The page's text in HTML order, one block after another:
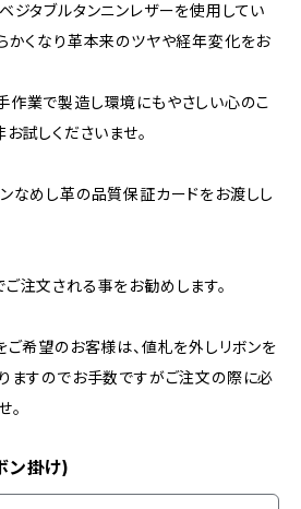
ジタブルタンニンレザーを使用してい
かくなり革本来のツヤや経年変化をお
業で製造し環境にもやさしい心のこ
試しくださいませ。
なめし革の品質保証カードをお渡しし
注文される事をお勧めします。
ご希望のお客様は、値札を外しリボンを
ますのでお手数ですがご注文の際に必
。
ン掛け)